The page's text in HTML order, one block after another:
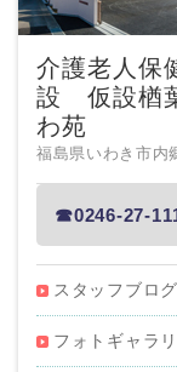
介護老人保
設 仮設楢
わ苑
福島県いわき市内
☎0246-27-
スタッフブログ
フォトギャラ